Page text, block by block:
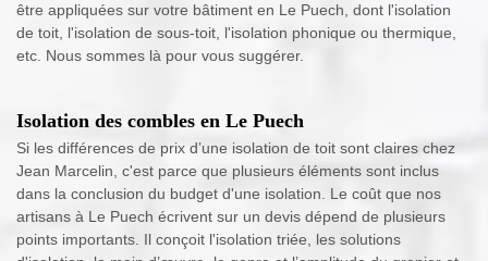
être appliquées sur votre bâtiment en Le Puech, dont l'isolation
de toit, l'isolation de sous-toit, l'isolation phonique ou thermique,
etc. Nous sommes là pour vous suggérer.
Isolation des combles en Le Puech
Si les différences de prix d’une isolation de toit sont claires chez
Jean Marcelin, c'est parce que plusieurs éléments sont inclus
dans la conclusion du budget d'une isolation. Le coût que nos
artisans à Le Puech écrivent sur un devis dépend de plusieurs
points importants. Il conçoit l'isolation triée, les solutions